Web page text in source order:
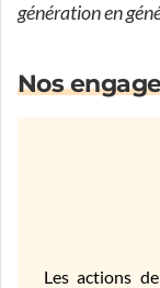
génération en
Nos
Les actions